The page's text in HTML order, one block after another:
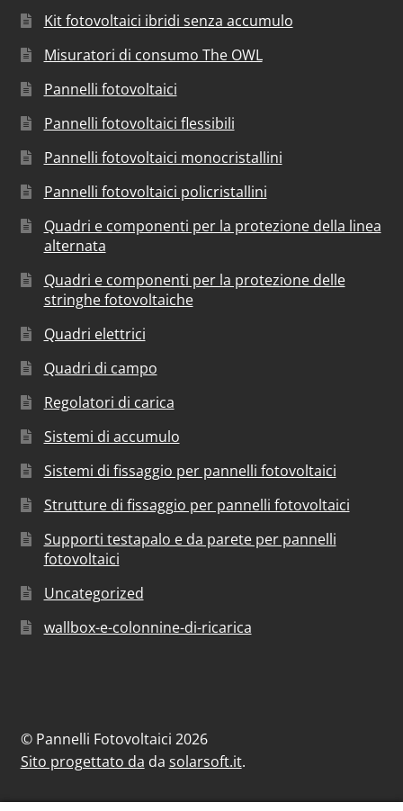
Kit fotovoltaici ibridi senza accumulo
Misuratori di consumo The OWL
Pannelli fotovoltaici
Pannelli fotovoltaici flessibili
Pannelli fotovoltaici monocristallini
Pannelli fotovoltaici policristallini
Quadri e componenti per la protezione della linea
alternata
Quadri e componenti per la protezione delle
stringhe fotovoltaiche
Quadri elettrici
Quadri di campo
Regolatori di carica
Sistemi di accumulo
Sistemi di fissaggio per pannelli fotovoltaici
Strutture di fissaggio per pannelli fotovoltaici
Supporti testapalo e da parete per pannelli
fotovoltaici
Uncategorized
wallbox-e-colonnine-di-ricarica
© Pannelli Fotovoltaici 2026
Sito progettato da da solarsoft.it.